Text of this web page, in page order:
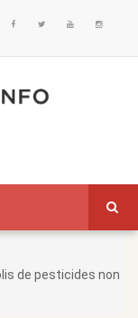
de pesticides non